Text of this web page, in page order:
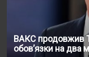
ВАКС продовжив
обов’язки на два